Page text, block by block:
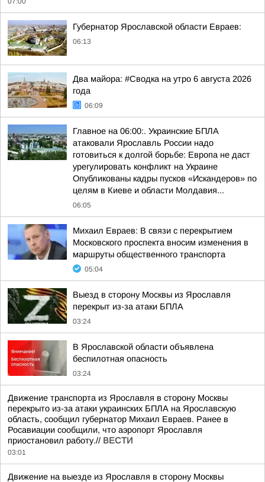
Губернатор Ярославской области Евраев:
06:13
Два майора: #Сводка на утро 6 августа 2026
года
06:09
Главное на 06:00:. Украинские БПЛА
атаковали Ярославль России надо
готовиться к долгой борьбе: Европа не даст
урегулировать конфликт на Украине
Опубликованы кадры пусков «Искандеров» по
целям в Киеве и области Молдавия...
06:05
Михаил Евраев: В связи с перекрытием
Московского проспекта вносим изменения в
маршруты общественного транспорта
05:04
Выезд в сторону Москвы из Ярославля
перекрыт из-за атаки БПЛА
03:24
В Ярославской области объявлена
беспилотная опасность
03:24
Движение транспорта из Ярославля в сторону Москвы
перекрыто из-за атаки украинских БПЛА на Ярославскую
область, сообщил губернатор Михаил Евраев. Ранее в
Росавиации сообщили, что аэропорт Ярославля
приостановил работу.// ВЕСТИ
03:01
Движение на выезде из Ярославля в сторону Москвы